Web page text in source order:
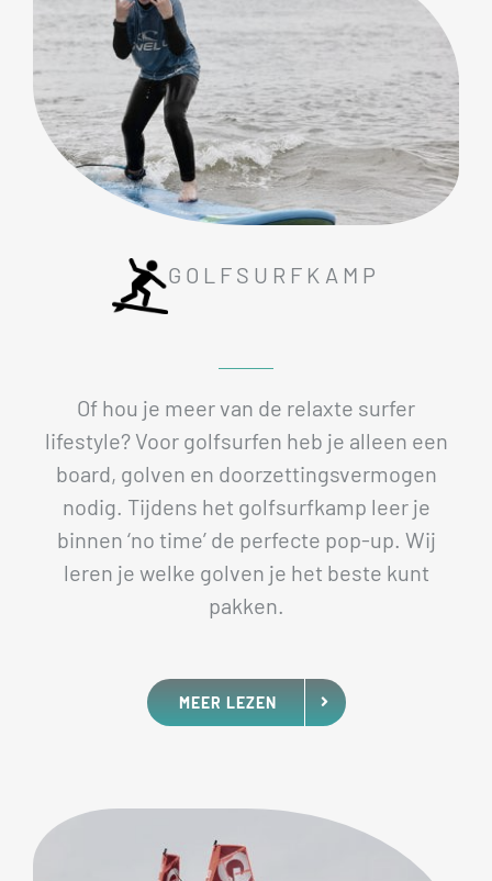
GOLFSURFKAMP
Of hou je meer van de relaxte surfer
lifestyle? Voor golfsurfen heb je alleen een
board, golven en doorzettingsvermogen
nodig. Tijdens het golfsurfkamp leer je
binnen ‘no time’ de perfecte pop-up. Wij
leren je welke golven je het beste kunt
pakken.
MEER LEZEN